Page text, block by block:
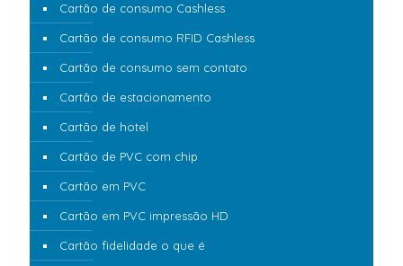
Cartão de consumo Cashless
Cartão de consumo RFID Cashless
Cartão de consumo sem contato
Cartão de estacionamento
Cartão de hotel
Cartão de PVC com chip
Cartão em PVC
Cartão em PVC impressão HD
Cartão fidelidade o que é